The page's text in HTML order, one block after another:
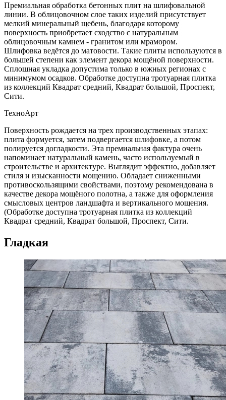
Премиальная обработка бетонных плит на шлифовальной
линии. В облицовочном слое таких изделий присутствует
мелкий минеральный щебень, благодаря которому
поверхность приобретает сходство с натуральным
облицовочным камнем - гранитом или мрамором.
Шлифовка ведётся до матовости. Такие плиты используются в
большей степени как элемент декора мощёной поверхности.
Сплошная укладка допустима только в южных регионах с
минимумом осадков. Обработке доступна тротуарная плитка
из коллекций Квадрат средний, Квадрат большой, Проспект,
Сити.
ТехноАрт
Поверхность рождается на трех производственных этапах:
плита формуется, затем подвергается шлифовке, а потом
полируется догладкости. Эта премиальная фактура очень
напоминает натуральный камень, часто используемый в
строительстве и архитектуре. Выглядит эффектно, добавляет
стиля и изысканности мощению. Обладает сниженными
противоскользящими свойствами, поэтому рекомендована в
качестве декора мощёного полотна, а также для оформления
смысловых центров ландшафта и вертикального мощения.
(Обработке доступна тротуарная плитка из коллекций
Квадрат средний, Квадрат большой, Проспект, Сити.
Гладкая